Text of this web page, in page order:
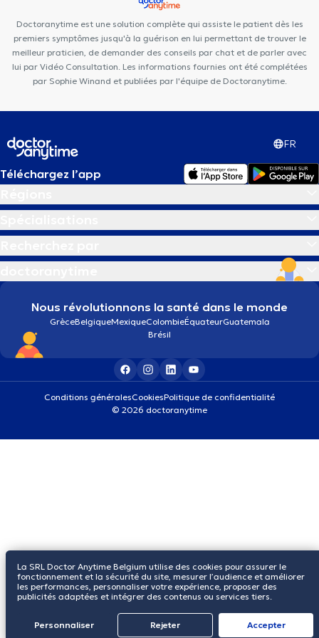
Doctoranytime est une solution complète qui assiste le patient dès les
premiers symptômes jusqu'à la guérison en lui permettant de trouver le
meilleur praticien, de demander des conseils par chat et de parler avec
lui par Vidéo Consultation. Les informations fournies ont été complétées
par Sophie Winand et publiées par l'équipe de Doctoranytime.
FR
Téléchargez l’app
Nous révolutionnons la santé dans le monde
GrèceBelgiqueMexiqueColombieÉquateurGuatemala
Brésil
Conditions généralesCookiesPolitique de confidentialité
© 2026 doctoranytime
La SRL Doctor Anytime Belgium utilise des cookies pour assurer le
fonctionnement et la sécurité du site, mesurer l’audience et améliorer
les performances, personnaliser votre expérience, proposer des
publicités adaptées et intégrer des contenus ou services tiers.
Personnaliser Rejeter Αccepter